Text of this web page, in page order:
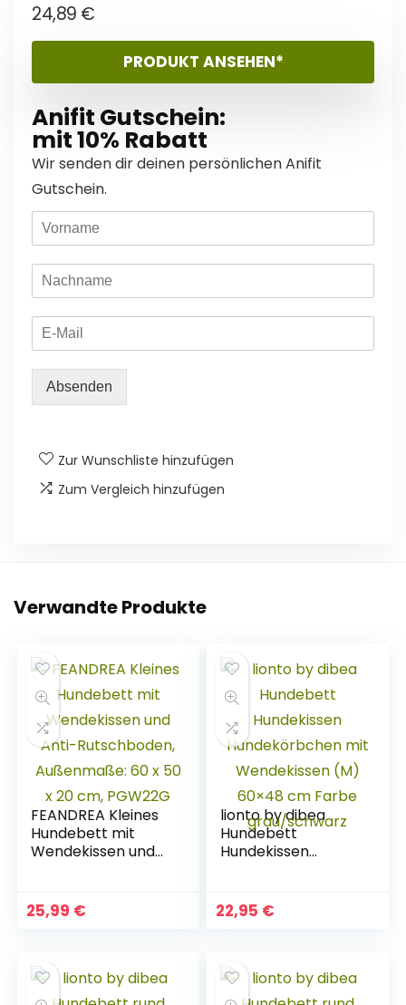
24,89 €
PRODUKT ANSEHEN*
Anifit Gutschein:
mit 10% Rabatt
Wir senden dir deinen persönlichen Anifit
Gutschein.
Absenden
Zur Wunschliste hinzufügen
Zum Vergleich hinzufügen
Verwandte Produkte
FEANDREA Kleines
Hundebett mit
Wendekissen und
50 x 20 cm,
PGW22G
25,99 €
lionto by dibea
Hundebett
Hundekissen
(M) 60×48 cm
Farbe
22,95 €